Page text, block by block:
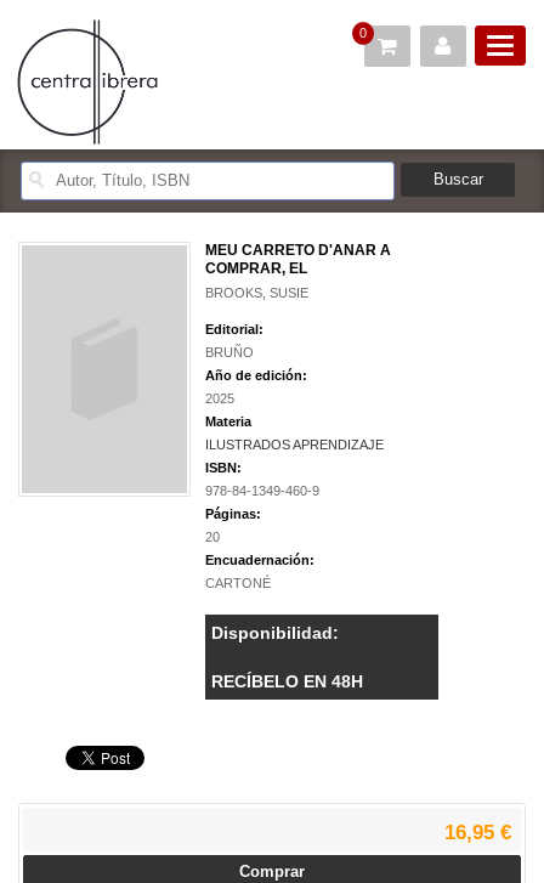
0
MEU CARRETO D'ANAR A
COMPRAR, EL
BROOKS, SUSIE
Editorial:
BRUÑO
Año de edición:
2025
Materia
ILUSTRADOS APRENDIZAJE
ISBN:
978-84-1349-460-9
Páginas:
20
Encuadernación:
CARTONÉ
Disponibilidad:
RECÍBELO EN 48H
16,95 €
Comprar